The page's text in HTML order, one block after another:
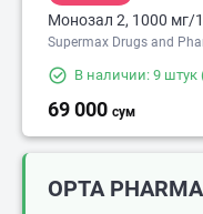
Монозал 2, 1000 мг/
Supermax Drugs and
В наличии: 9 штук
69 000 сум
OPTA